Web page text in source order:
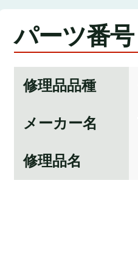
パーツ番
修理品品種
メーカー名
修理品名